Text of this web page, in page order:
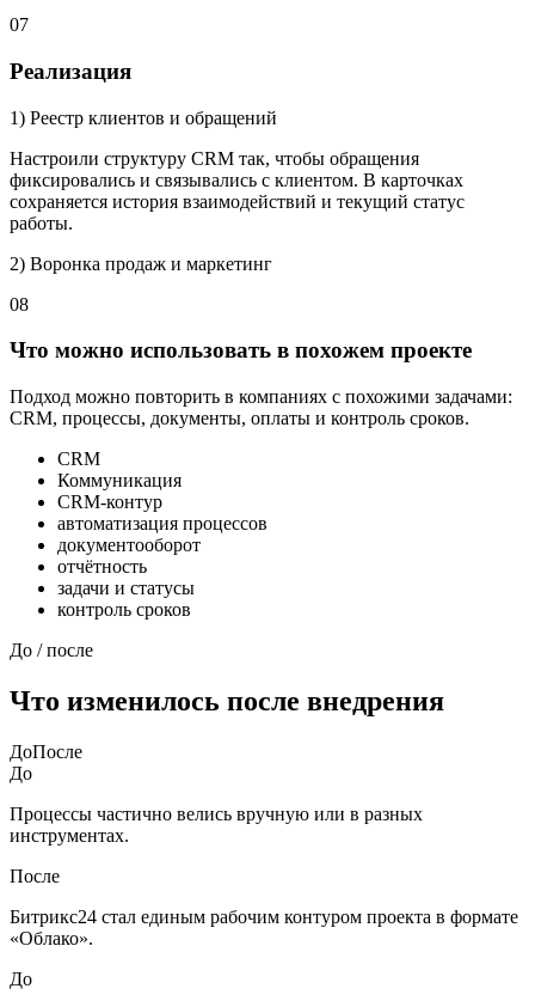
07
Реализация
1) Реестр клиентов и обращений
Настроили структуру CRM так, чтобы обращения
фиксировались и связывались с клиентом. В карточках
сохраняется история взаимодействий и текущий статус
работы.
2) Воронка продаж и маркетинг
08
Что можно использовать в похожем проекте
Подход можно повторить в компаниях с похожими задачами:
CRM, процессы, документы, оплаты и контроль сроков.
CRM
Коммуникация
CRM-контур
автоматизация процессов
документооборот
отчётность
задачи и статусы
контроль сроков
До / после
Что изменилось после внедрения
ДоПосле
До
Процессы частично велись вручную или в разных
инструментах.
После
Битрикс24 стал единым рабочим контуром проекта в формате
«Облако».
До